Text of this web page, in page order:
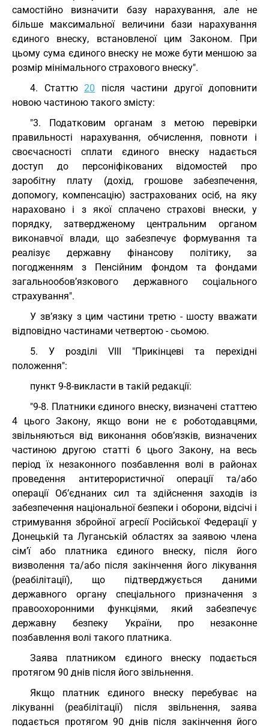
самостійно визначити базу нарахування, але не
більше максимальної величини бази нарахування
єдиного внеску, встановленої цим Законом. При
цьому сума єдиного внеску не може бути меншою за
розмір мінімального страхового внеску".
4. Статтю 20 після частини другої доповнити
новою частиною такого змісту:
"3. Податковим органам з метою перевірки
правильності нарахування, обчислення, повноти і
своєчасності сплати єдиного внеску надається
доступ до персоніфікованих відомостей про
заробітну плату (дохід, грошове забезпечення,
допомогу, компенсацію) застрахованих осіб, на яку
нараховано і з якої сплачено страхові внески, у
порядку, затвердженому центральним органом
виконавчої влади, що забезпечує формування та
реалізує державну фінансову політику, за
погодженням з Пенсійним фондом та фондами
загальнообов’язкового державного соціального
страхування".
У зв’язку з цим частини третю - шосту вважати
відповідно частинами четвертою - сьомою.
5. У розділі VIII "Прикінцеві та перехідні
положення":
пункт 9-8-викласти в такій редакції:
"9-8. Платники єдиного внеску, визначені статтею
4 цього Закону, якщо вони не є роботодавцями,
звільняються від виконання обов’язків, визначених
частиною другою статті 6 цього Закону, на весь
період їх незаконного позбавлення волі в районах
проведення антитерористичної операції та/або
операції Об’єднаних сил та здійснення заходів із
забезпечення національної безпеки і оборони, відсічі і
стримування збройної агресії Російської Федерації у
Донецькій та Луганській областях за заявою члена
сім’ї або платника єдиного внеску, після його
визволення та/або після закінчення його лікування
(реабілітації), що підтверджується даними
державного органу спеціального призначення з
правоохоронними функціями, який забезпечує
державну безпеку України, про незаконне
позбавлення волі такого платника.
Заява платником єдиного внеску подається
протягом 90 днів після його звільнення.
Якщо платник єдиного внеску перебуває на
лікуванні (реабілітації) після звільнення, заява
подається протягом 90 днів після закінчення його